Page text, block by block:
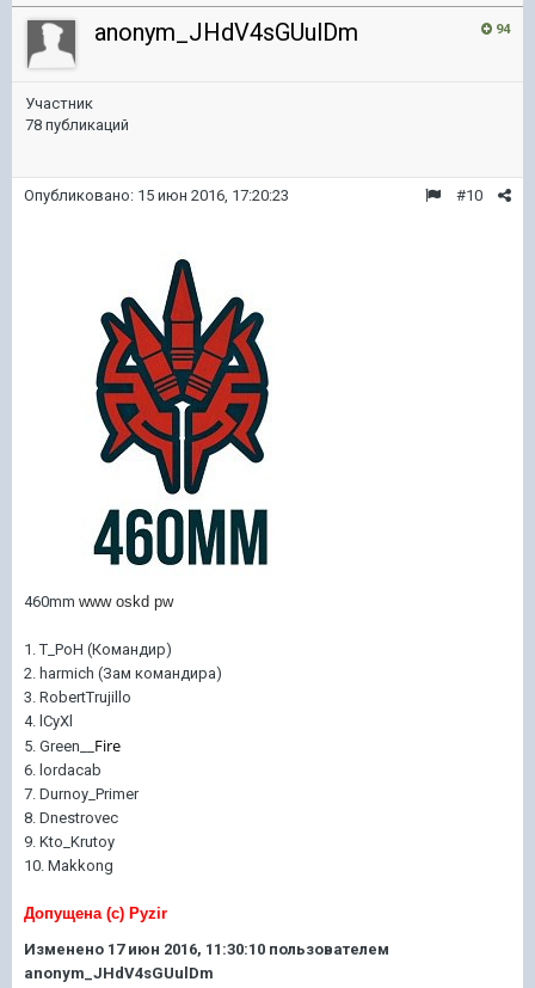
94
anonym_JHdV4sGUulDm
Участник
78 публикаций
#10
Опубликовано: 15 июн 2016, 17:20:23
460mm www oskd pw
1. T_РоН (Командир)
2. harmich (Зам командира)
3. RobertTrujillo
4. lCyXl
5. Green__ Fire
6. lordacab
7. Durnoy_Primer
8. Dnestrovec
9. Kto_Krutoy
10. Makkong
Допущена (с) Pyzir
Изменено 17 июн 2016, 11:30:10 пользователем
anonym_JHdV4sGUulDm